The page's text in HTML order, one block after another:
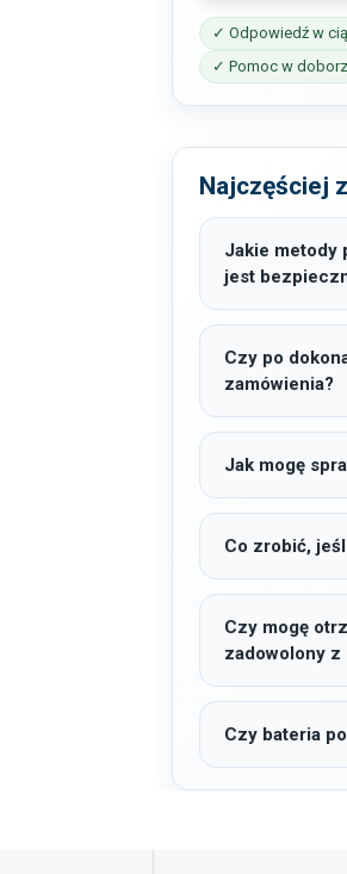
✓ Odpowiedź w
✓ Pomoc w
Najczęściej
Jakie metody
jest
Czy po
zamówienia?
Jak mogę
Co zrobić,
Czy mogę
zadowolony z
Czy bateria